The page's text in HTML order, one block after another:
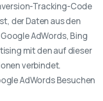
Tracking-Code
der Daten aus den
AdWords, Bing
mit den auf dieser
verbindet.
AdWords Besuchen